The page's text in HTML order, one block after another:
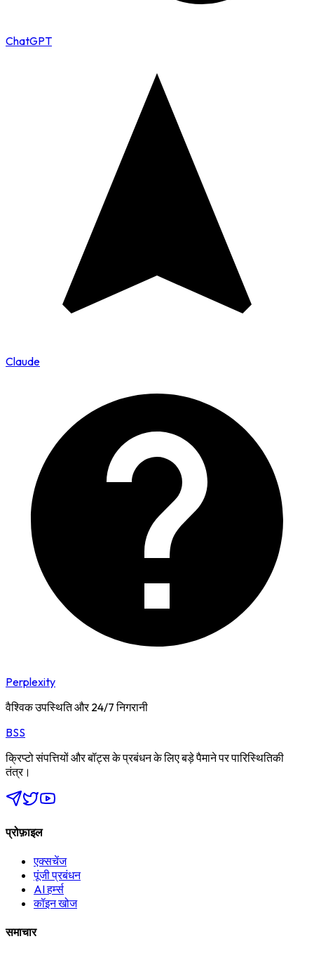
ChatGPT
Claude
Perplexity
वैश्विक उपस्थिति और 24/7 निगरानी
BSS
क्रिप्टो संपत्तियों और बॉट्स के प्रबंधन के लिए बड़े पैमाने पर पारिस्थितिकी
तंत्र।
प्रोफ़ाइल
एक्सचेंज
पूंजी प्रबंधन
AI हर्म्स
कॉइन खोज
समाचार